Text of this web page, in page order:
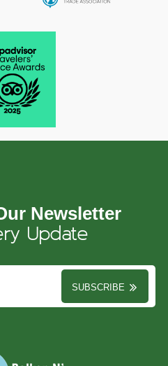
Newsletter
Update
SUBSCRIBE